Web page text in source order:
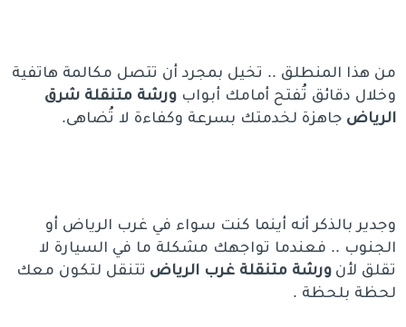
من هذا المنطلق .. تخيل بمجرد أن تتصل مكالمة هاتفية
وخلال دقائق تُفتح أمامك أبوابورشة متنقلة شرق
الرياض جاهزة لخدمتك بسرعة وكفاءة لا تُضاهى.
وجدير بالذكر أنه أينما كنت سواء في غرب الرياض أو
الجنوب .. فعندما تواجهك مشكلة ما في السيارة لا
تقلق لأنورشة متنقلة غرب الرياض تتنقل لتكون معك
لحظة بلحظة .